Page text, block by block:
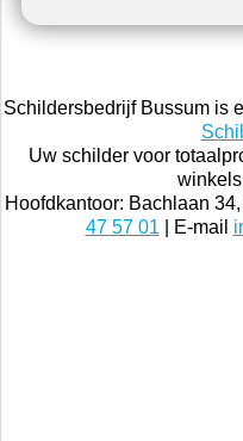
Schildersbedrijf Bussum is
Uw schilder voor
Hoofdkantoor: Bachlaan
47 57 01 | E-mail